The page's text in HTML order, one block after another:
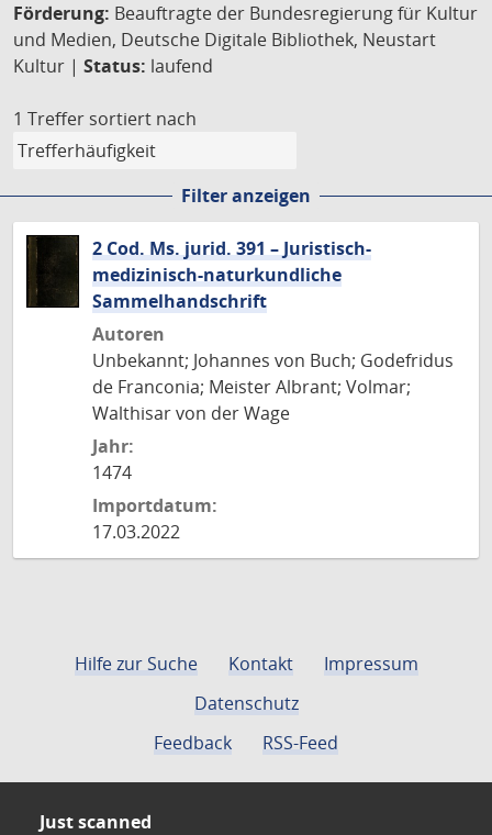
Förderung: Beauftragte der Bundesregierung für Kultur
und Medien, Deutsche Digitale Bibliothek, Neustart
Kultur | Status: laufend
1 Treffer sortiert nach
Filter anzeigen
2 Cod. Ms. jurid. 391 – Juristisch-
medizinisch-naturkundliche
Sammelhandschrift
Autoren
Unbekannt; Johannes von Buch; Godefridus
de Franconia; Meister Albrant; Volmar;
Walthisar von der Wage
Jahr:
1474
Importdatum:
17.03.2022
Hilfe zur Suche Kontakt
Impressum
Datenschutz
Feedback
RSS-Feed
Just scanned